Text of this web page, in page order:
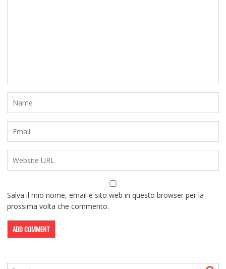
Salva il mio nome, email e sito web in questo browser per la
prossima volta che commento.